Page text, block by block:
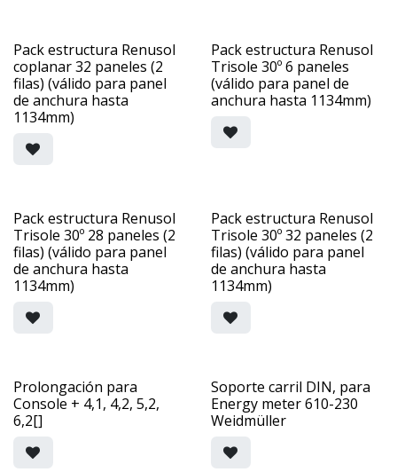
Pack estructura Renusol
coplanar 32 paneles (2
filas) (válido para panel
de anchura hasta
1134mm)
Pack estructura Renusol
Trisole 30º 6 paneles
(válido para panel de
anchura hasta 1134mm)
Pack estructura Renusol
Trisole 30º 28 paneles (2
filas) (válido para panel
de anchura hasta
1134mm)
Pack estructura Renusol
Trisole 30º 32 paneles (2
filas) (válido para panel
de anchura hasta
1134mm)
Prolongación para
Console + 4,1, 4,2, 5,2,
6,2[]
Soporte carril DIN, para
Energy meter 610-230
Weidmüller